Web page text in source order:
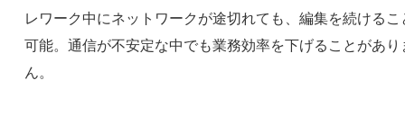
レワーク中にネットワークが途切れても、編集を続けるこ
可能。通信が不安定な中でも業務効率を下げることがあり
ん。